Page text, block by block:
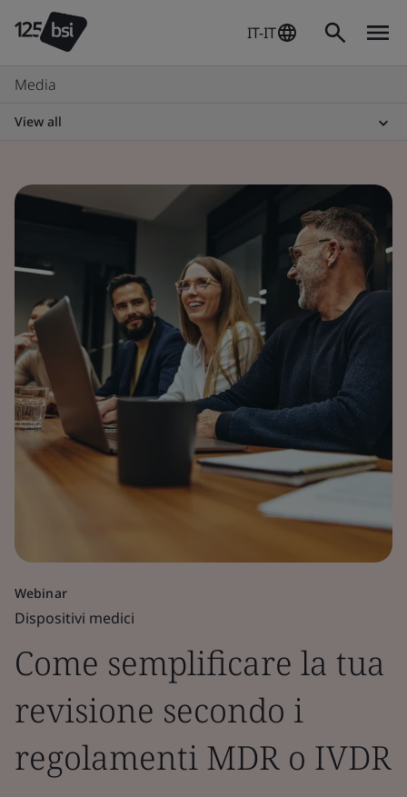
IT-IT
Media
View all
Webinar
Dispositivi medici
Come semplificare la tua
revisione secondo i
regolamenti MDR o IVDR